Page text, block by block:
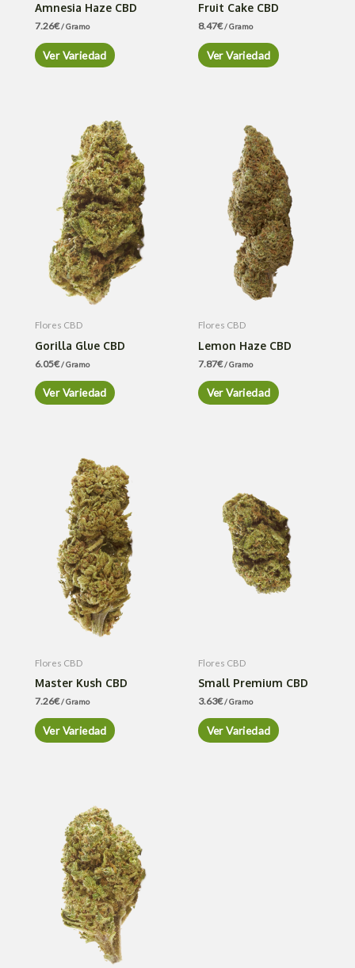
Amnesia Haze CBD
7.26€/ Gramo
Ver Variedad
Fruit Cake CBD
8.47€/ Gramo
Ver Variedad
Flores CBD
Gorilla Glue CBD
6.05€/ Gramo
Ver Variedad
Flores CBD
Lemon Haze CBD
7.87€/ Gramo
Ver Variedad
Flores CBD
Master Kush CBD
7.26€/ Gramo
Ver Variedad
Flores CBD
Small Premium CBD
3.63€/ Gramo
Ver Variedad